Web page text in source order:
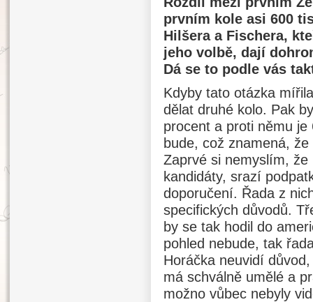
prvním kole asi 600
Hilšera a Fischera,
jeho volbě, dají
Dá se to podle vás
Kdyby tato otázka
dělat druhé kolo. Pak
procent a proti němu
bude, což znamená,
Zaprvé si nemyslím, že
kandidáty, srazí
doporučení. Řada z
specifických důvodů.
by se tak hodil do
pohled nebude, tak
Horáčka neuvidí
má schválně umělé a
možno vůbec nebyly